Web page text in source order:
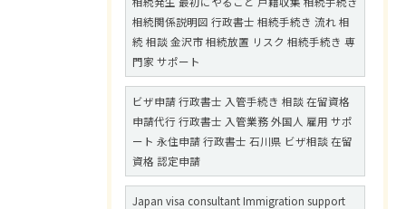
相続関係説明図 行政書士 相続手続き 流れ 相
続 相談 金沢市 相続放置 リスク 相続手続き 専
門家 サポート
ビザ申請 行政書士 入管手続き 相談 在留資格
申請代行 行政書士 入管業務 外国人 雇用 サポ
ート 永住申請 行政書士 石川県 ビザ相談 在留
資格 認定申請
Japan visa consultant Immigration support